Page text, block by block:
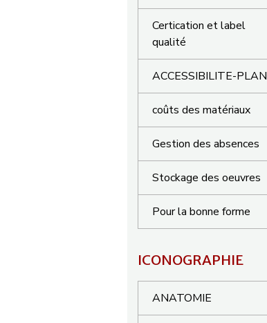
Certication et label
qualité
ACCESSIBILITE-PLAN
coûts des matériaux
Gestion des absences
Stockage des oeuvres
Pour la bonne forme
ICONOGRAPHIE
ANATOMIE